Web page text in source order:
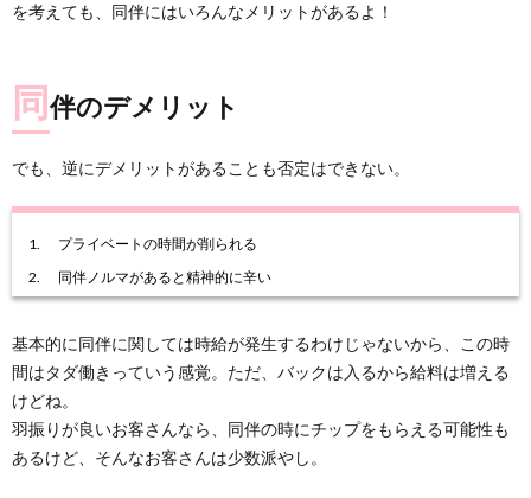
を考えても、同伴にはいろんなメリットがあるよ！
同伴のデメリット
でも、逆にデメリットがあることも否定はできない。
プライベートの時間が削られる
同伴ノルマがあると精神的に辛い
基本的に同伴に関しては時給が発生するわけじゃないから、この時
間はタダ働きっていう感覚。ただ、バックは入るから給料は増える
けどね。
羽振りが良いお客さんなら、同伴の時にチップをもらえる可能性も
あるけど、そんなお客さんは少数派やし。